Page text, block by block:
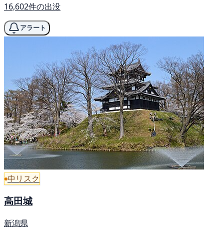
16,602件の出没
アラート
中リスク
高田城
新潟県